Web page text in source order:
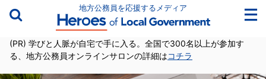
地方公務員を応援するメディア
(PR) 学びと人脈が自宅で手に入る。全国で300名以上が参加す
る、地方公務員オンラインサロンの詳細はコチラ